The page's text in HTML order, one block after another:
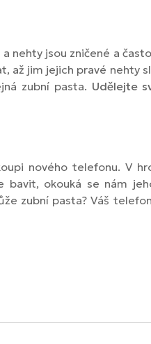
nehty jsou zničené a
až jim jejich pravé nehty
zubní pasta. Udělejte
nového telefonu. V
bavit, okouká se nám
zubní pasta? Váš